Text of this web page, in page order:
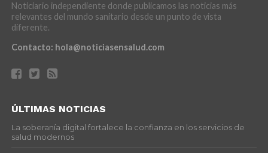
Noticiario independiente donde publicamos las noticias más
relevantes del mundo sanitario desde un punto de vista
diferente.
Contacto: hola@noticiasensalud.com
ÚLTIMAS NOTICIAS
La soberanía digital fortalece la confianza en los servicios de
salud modernos